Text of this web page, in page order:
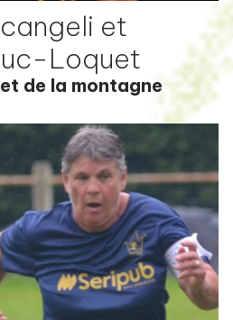
et
Loquet
de la montagne